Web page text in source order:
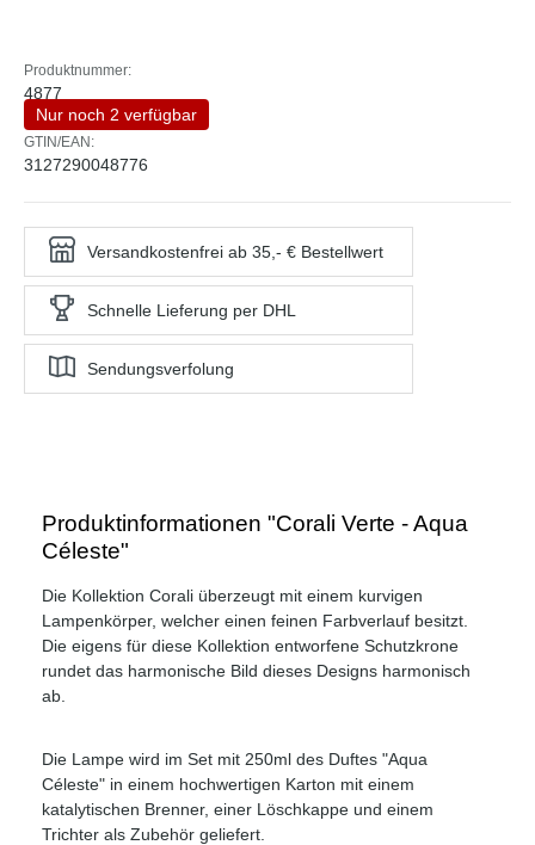
Produktnummer:
4877
Nur noch 2 verfügbar
GTIN/EAN:
3127290048776
Versandkostenfrei ab 35,- € Bestellwert
Schnelle Lieferung per DHL
Sendungsverfolung
Produktinformationen "Corali Verte - Aqua
Céleste"
Die Kollektion Corali überzeugt mit einem kurvigen
Lampenkörper, welcher einen feinen Farbverlauf besitzt.
Die eigens für diese Kollektion entworfene Schutzkrone
rundet das harmonische Bild dieses Designs harmonisch
ab.
Die Lampe wird im Set mit 250ml des Duftes "Aqua
Céleste" in einem hochwertigen Karton mit einem
katalytischen Brenner, einer Löschkappe und einem
Trichter als Zubehör geliefert.